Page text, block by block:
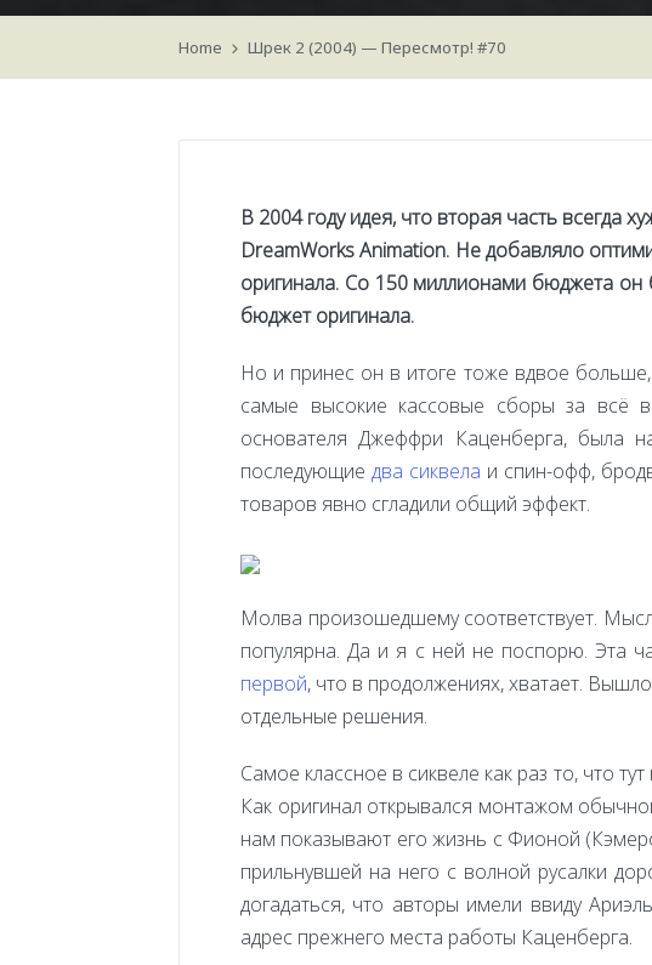
Home Шрек 2 (2004) — Пересмотр! #70
В 2004 году идея, что вторая часть всегда
DreamWorks Animation. Не добавляло
оригинала. Со 150 миллионами бюджета
бюджет оригинала.
Но и принес он в итоге тоже вдвое
самые высокие кассовые сборы за всё
основателя Джеффри Каценберга, была
последующиедва сиквела и спин-офф,
товаров явно сгладили общий эффект.
Молва произошедшему соответствует.
популярна. Да и я с ней не поспорю. Эта
первой, что в продолжениях, хватает.
отдельные решения.
Самое классное в сиквеле как раз то, что
Как оригинал открывался монтажом
нам показывают его жизнь с Фионой
прильнувшей на него с волной русалки
догадаться, что авторы имели ввиду
адрес прежнего места работы Каценберга.